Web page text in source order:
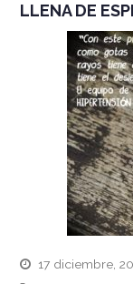
LLENA DE
17 diciembre,